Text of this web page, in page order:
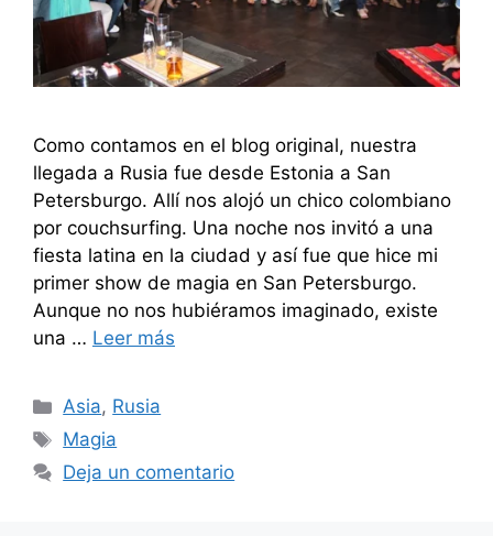
Como contamos en el blog original, nuestra
llegada a Rusia fue desde Estonia a San
Petersburgo. Allí nos alojó un chico colombiano
por couchsurfing. Una noche nos invitó a una
fiesta latina en la ciudad y así fue que hice mi
primer show de magia en San Petersburgo.
Aunque no nos hubiéramos imaginado, existe
una … Leer más
Categorías
Asia, Rusia
Etiquetas
Magia
Deja un comentario